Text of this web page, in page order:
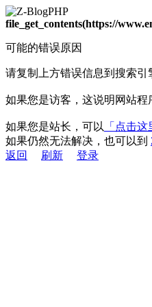
file_get_contents(https://
可能的错误原因
请复制上方错误信息到搜索
如果您是访客，这说明网站
如果您是站长，可以 「点击这
如果仍然无法解决，也可以到
返回
刷新 登录